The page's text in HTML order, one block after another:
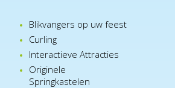
Blikvangers op uw feest
Curling
Interactieve Attracties
Originele
Springkastelen